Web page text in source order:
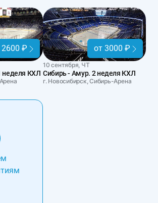
2600 ₽
неделя КХЛ
от 3000 ₽
10 сентября, ЧТ
Сибирь - Амур. 2 неделя КХЛ
г. Новосибирск, Сибирь-Арена